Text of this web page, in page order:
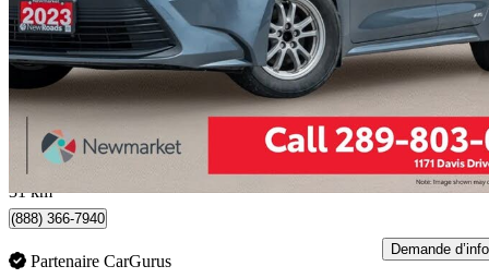
LE AWD 123 783 km
23 799 $ Affaire
418 $/mois env.
Newmarket, ON
31 km
(888) 366-7940
Partenaire CarGurus
Demande d’info